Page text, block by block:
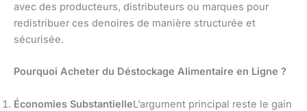
avec des producteurs, distributeurs ou marques pour
redistribuer ces denoires de manière structurée et
sécurisée.
Pourquoi Acheter du Déstockage Alimentaire en Ligne ?
Économies SubstantielleL’argument principal reste le gain